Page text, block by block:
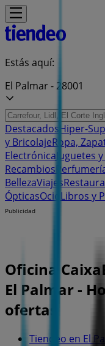
Estás aquí:
El Palmar - 28001
DestacadosHiper-
y BricolajeRopa,
Electrónica Juguetes
Recambios
BellezaViajes
ÓpticasOcio Libros y
Publicidad
Oficina
El Palmar -
ofertas
Tiendeo en El